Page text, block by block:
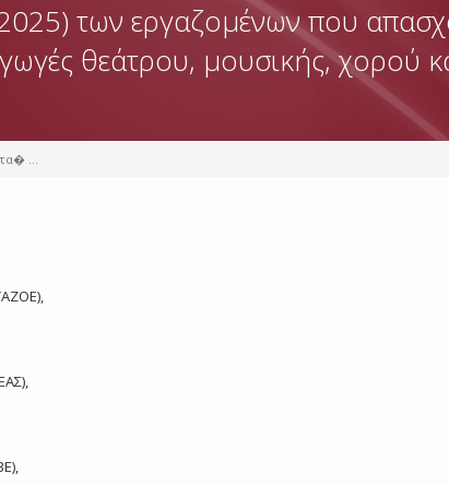
των εργαζομένων που
θεάτρου, μουσικής, χορού
...